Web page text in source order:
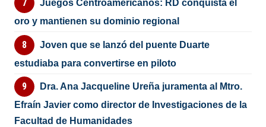
Juegos Centroamericanos: RD conquista el
oro y mantienen su dominio regional
Joven que se lanzó del puente Duarte
estudiaba para convertirse en piloto
Dra. Ana Jacqueline Ureña juramenta al Mtro.
Efraín Javier como director de Investigaciones de la
Facultad de Humanidades